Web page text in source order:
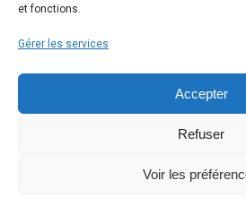
et fonctions.
Gérer les services
Accepter
Refuser
Voir les
SUIVEZ-NOUS !